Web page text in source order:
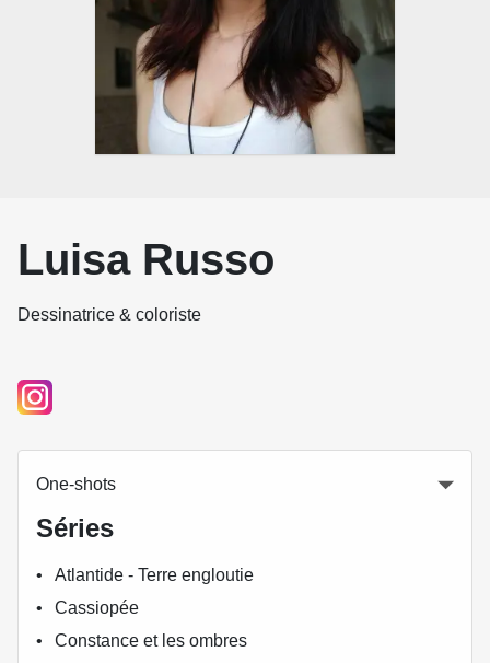
Luisa Russo
Dessinatrice & coloriste
One-shots
Séries
Atlantide - Terre engloutie
Cassiopée
Constance et les ombres